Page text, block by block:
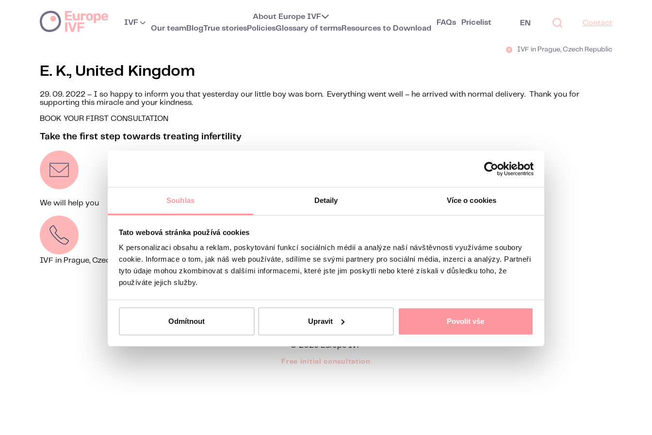
Souhlas Detaily Více o cookies
Tato webová stránka používá cookies
K personalizaci obsahu a reklam, poskytování funkcí sociálních médií a analýze naší návštěvnosti využíváme soubory
cookie. Informace o tom, jak náš web používáte, sdílíme se svými partnery pro sociální média, inzerci a analýzy. Partneři
tyto údaje mohou zkombinovat s dalšími informacemi, které jste jim poskytli nebo které získali v důsledku toho, že
používáte jejich služby.
Odmítnout Upravit Povolit vše
IVF
About Europe IVF
Our teamBlogTrue storiesPoliciesGlossary of termsResources to Download
FAQs Pricelist EN Contact
IVF in Prague, Czech Republic
E. K., United Kingdom
29. 09. 2022 – I so happy to inform you that yesterday our little boy was born. Everything went well – he arrived with normal delivery. Thank you for
supporting this miracle and your kindness.
BOOK YOUR FIRST CONSULTATION
Take the first step towards treating infertility
We will help you We’ll get back to you by the next business day
IVF in Prague, Czechia +44 7518 520785 We’re online Mo - Fr, 8 a.m. to 4:30 p.m.
Europe IVF
Deutsch Česky Hrvatski Italiano Srpski Русский Română
Privacy policyCookies ISO 9001 certification
© 2026 Europe IVF
Free initial consultation